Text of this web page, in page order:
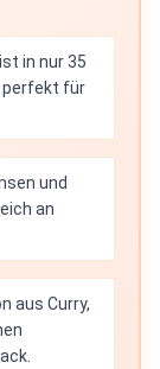
in nur 35
perfekt für
und
an
aus Curry,